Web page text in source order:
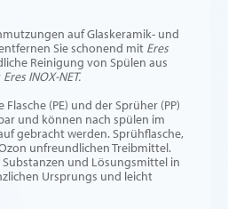
auf Glaskeramik- und
Sie schonend mit Eres
Reinigung von Spülen aus
Eres INOX-NET.
(PE) und der Sprüher (PP)
und können nach spülen im
gebracht werden. Sprühflasche,
unfreundlichen Treibmittel.
und Lösungsmittel in
Ursprungs und leicht